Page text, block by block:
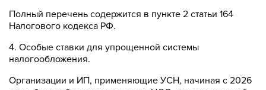
Полный перечень содержится в пункте 2 статьи 164
Налогового кодекса РФ.
4. Особые ставки для упрощенной системы
налогообложения.
Организации и ИП, применяющие УСН, начиная с 2026